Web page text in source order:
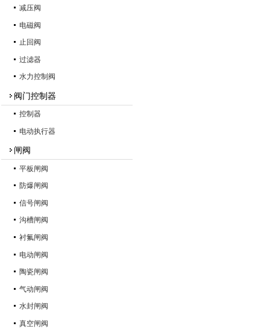
减压阀
电磁阀
止回阀
过滤器
水力控制阀
阀门控制器
控制器
电动执行器
闸阀
平板闸阀
防爆闸阀
信号闸阀
沟槽闸阀
衬氟闸阀
电动闸阀
陶瓷闸阀
气动闸阀
水封闸阀
真空闸阀